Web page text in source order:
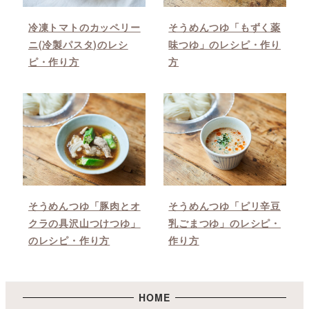
冷凍トマトのカッペリー
ニ(冷製パスタ)のレシ
ピ・作り方
そうめんつゆ「もずく薬
味つゆ」のレシピ・作り
方
そうめんつゆ「豚肉とオ
クラの具沢山つけつゆ」
のレシピ・作り方
そうめんつゆ「ピリ辛豆
乳ごまつゆ」のレシピ・
作り方
HOME